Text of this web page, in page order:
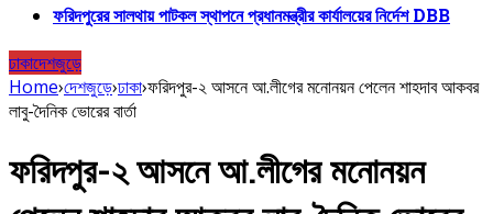
ফরিদপুরের সালথায় পাটকল স্থাপনে প্রধানমন্ত্রীর কার্যালয়ের নির্দেশ DBB
ঢাকাদেশজুড়ে
Home›দেশজুড়ে›ঢাকা›ফরিদপুর-২ আসনে আ.লীগের মনোনয়ন পেলেন শাহদাব আকবর
লাবু-দৈনিক ভোরের বার্তা
ফরিদপুর-২ আসনে আ.লীগের মনোনয়ন